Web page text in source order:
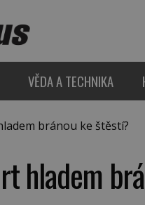
VĚDA A TECHNIKA
bránou ke štěstí?
hladem